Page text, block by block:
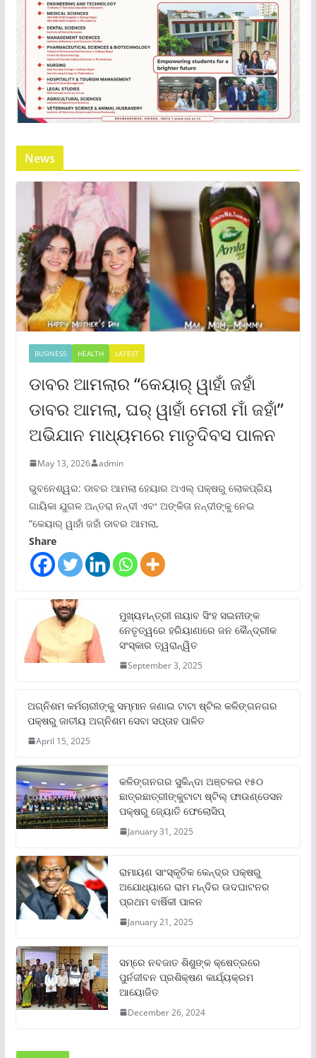
News
BUSINESS HEALTH LATEST
ଡାବର ଆମଲାର “କେୟାର୍ ୱାହାଁ ଜହାଁ
ଡାବର ଆମଲା, ଘର୍ ୱାହାଁ ମେରୀ ମାଁ ଜହାଁ”
ଅଭିଯାନ ମାଧ୍ୟମରେ ମାତୃଦିବସ ପାଳନ
May 13, 2026 admin
ଭୁବନେଶ୍ୱର: ଡାବର ଆମଲା ହେୟାର ଅଏଲ୍ ପକ୍ଷରୁ ଲୋକପ୍ରିୟ
ଗାୟିକା ଯୁଗଳ ଅନ୍ତରା ନନ୍ଦୀ ଏବଂ ଅଙ୍କିତା ନନ୍ଦୀଙ୍କୁ ନେଇ
“କେୟାର୍ ୱାହାଁ ଜହାଁ ଡାବର ଆମଲା,
Share
ମୁଖ୍ୟମନ୍ତ୍ରୀ ନାୟାବ ସିଂହ ସଇନୀଙ୍କ
ନେତୃତ୍ୱରେ ହରିୟାଣାରେ ଜନ କୈନ୍ଦ୍ରୀକ
ସଂସ୍କାର ତ୍ୱରାନ୍ୱିତ
September 3, 2025
ଅଗ୍ନିଶମ କର୍ମଚାରୀଙ୍କୁ ସମ୍ମାନ ଜଣାଇ ଟାଟା ଷ୍ଟିଲ କଳିଙ୍ଗନଗର
ପକ୍ଷରୁ ଜାତୀୟ ଅଗ୍ନିଶମ ସେବା ସପ୍ତାହ ପାଳିତ
April 15, 2025
କଳିଙ୍ଗନଗର ସୁକିନ୍ଦା ଅଞ୍ଚଳର ୧୫୦
ଛାତ୍ରଛାତ୍ରୀଙ୍କୁଟାଟା ଷ୍ଟିଲ୍ ଫାଉଣ୍ଡେସନ
ପକ୍ଷରୁ ଜ୍ୟୋତି ଫେଲୋସିପ୍‌
January 31, 2025
ରାମାୟଣ ସାଂସ୍କୃତିକ କେନ୍ଦ୍ର ପକ୍ଷରୁ
ଅଯୋଧ୍ୟାରେ ରାମ ମନ୍ଦିର ଉଦଘାଟନର
ପ୍ରଥମ ବାର୍ଷିକୀ ପାଳନ
January 21, 2025
ସମ୍‌ରେ ନବଜାତ ଶିଶୁଙ୍କ କ୍ଷେତ୍ରରେ
ପୁର୍ନଜୀବନ ପ୍ରଶିକ୍ଷଣ କାର୍ଯ୍ୟକ୍ରମ
ଆୟୋଜିତ
December 26, 2024